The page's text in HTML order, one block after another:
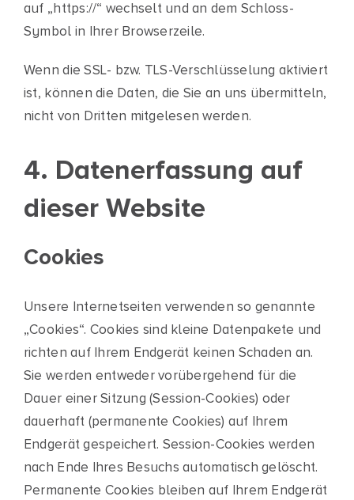
auf „https://“ wechselt und an dem Schloss-
Symbol in Ihrer Browserzeile.
Wenn die SSL- bzw. TLS-Verschlüsselung aktiviert
ist, können die Daten, die Sie an uns übermitteln,
nicht von Dritten mitgelesen werden.
4. Datenerfassung auf
dieser Website
Cookies
Unsere Internetseiten verwenden so genannte
„Cookies“. Cookies sind kleine Datenpakete und
richten auf Ihrem Endgerät keinen Schaden an.
Sie werden entweder vorübergehend für die
Dauer einer Sitzung (Session-Cookies) oder
dauerhaft (permanente Cookies) auf Ihrem
Endgerät gespeichert. Session-Cookies werden
nach Ende Ihres Besuchs automatisch gelöscht.
Permanente Cookies bleiben auf Ihrem Endgerät